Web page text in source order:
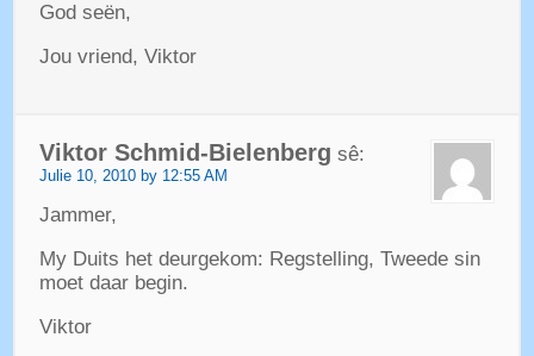
God seën,
Jou vriend, Viktor
Viktor Schmid-Bielenberg sê:
Julie 10, 2010 by 12:55 AM
Jammer,
My Duits het deurgekom: Regstelling, Tweede sin
moet daar begin.
Viktor